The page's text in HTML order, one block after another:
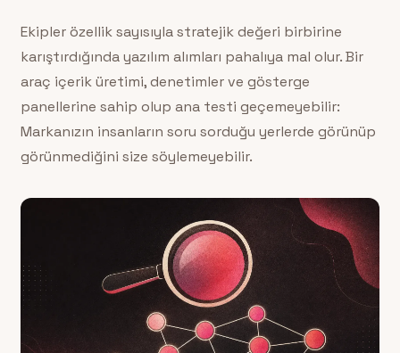
Ekipler özellik sayısıyla stratejik değeri birbirine
karıştırdığında yazılım alımları pahalıya mal olur. Bir
araç içerik üretimi, denetimler ve gösterge
panellerine sahip olup ana testi geçemeyebilir:
Markanızın insanların soru sorduğu yerlerde görünüp
görünmediğini size söylemeyebilir.